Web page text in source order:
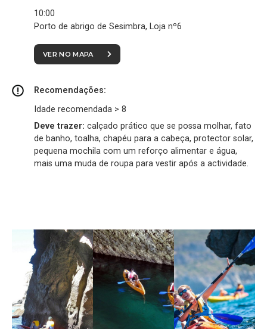
10:00
Porto de abrigo de Sesimbra, Loja nº6
VER NO MAPA
Recomendações:
Idade recomendada > 8
Deve trazer: calçado prático que se possa molhar, fato
de banho, toalha, chapéu para a cabeça, protector solar,
pequena mochila com um reforço alimentar e água,
mais uma muda de roupa para vestir após a actividade.